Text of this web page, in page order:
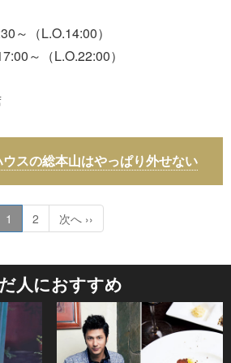
～（L.O.14:00）
（L.O.22:00）
スの総本山はやっぱり外せない
1 2 次へ ››
人におすすめ